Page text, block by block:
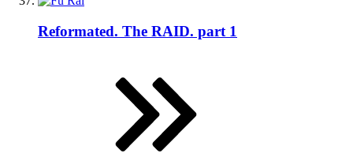
Reformated. The RAID. part 1